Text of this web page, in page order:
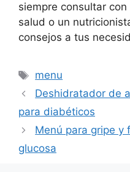
siempre consultar
salud o un
consejos a tus
Etiquetas
menu
Deshidratador de
para diabéticos
Menú para gripe y
glucosa